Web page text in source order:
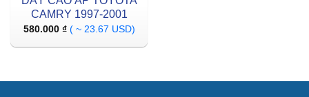
CAMRY 1997-2001
580.000 ₫ ( ~ 23.67 USD)